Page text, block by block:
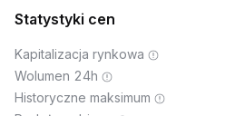
Statystyki cen
Kapitalizacja rynkowa
Wolumen 24h
Historyczne maksimum